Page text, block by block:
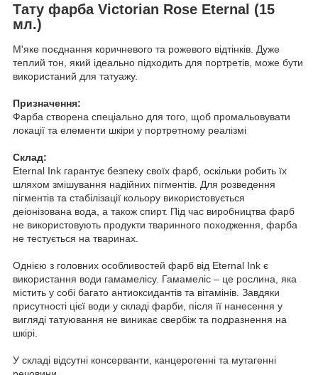
Тату фарба Victorian Rose Eternal (15
мл.)
М'яке поєднання коричневого та рожевого відтінків. Дуже
теплий тон, який ідеально підходить для портретів, може бути
використаний для татуажу.
Призначення:
Фарба створена спеціально для того, щоб промальовувати
локації та елементи шкіри у портретному реалізмі
Склад:
Eternal Ink гарантує безпеку своїх фарб, оскільки робить їх
шляхом змішування надійних пігментів. Для розведення
пігментів та стабілізації кольору використовується
деіонізована вода, а також спирт. Під час виробництва фарб
не використовують продукти тваринного походження, фарба
не тестується на тваринах.
Однією з головних особливостей фарб від Eternal Ink є
використання води гамамелісу. Гамамеліс – це рослина, яка
містить у собі багато антиоксидантів та вітамінів. Завдяки
присутності цієї води у складі фарби, після її нанесення у
вигляді татуювання не виникає свербіж та подразнення на
шкірі.
У складі відсутні консерванти, канцерогенні та мутагенні